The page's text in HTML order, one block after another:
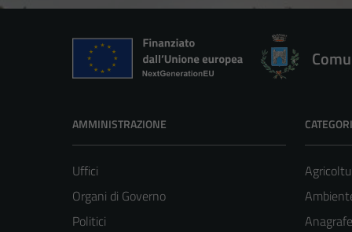
AMMINISTRAZIONE
Uffici
Organi di Governo
Politici